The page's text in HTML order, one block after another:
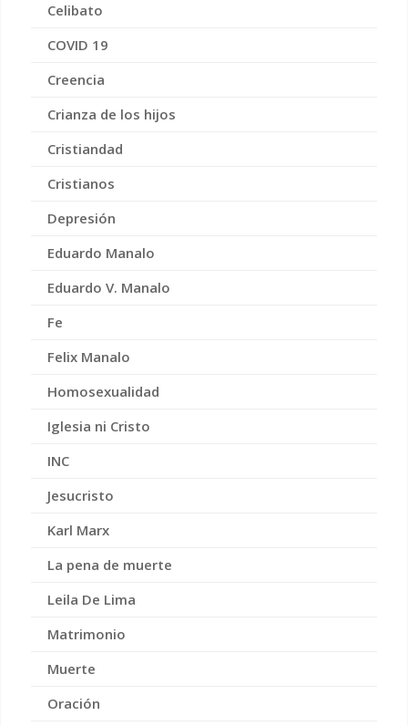
Celibato
COVID 19
Creencia
Crianza de los hijos
Cristiandad
Cristianos
Depresión
Eduardo Manalo
Eduardo V. Manalo
Fe
Felix Manalo
Homosexualidad
Iglesia ni Cristo
INC
Jesucristo
Karl Marx
La pena de muerte
Leila De Lima
Matrimonio
Muerte
Oración